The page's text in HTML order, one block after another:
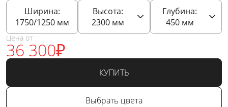
Ширина:
1750/1250мм
Высота:
2300мм
Глубина:
450мм
Цена от
36 300₽
КУПИТЬ
Выбрать цвета